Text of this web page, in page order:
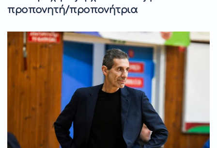
προπονητή/προπονήτρια